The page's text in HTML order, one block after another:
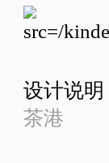
设计说明
茶港